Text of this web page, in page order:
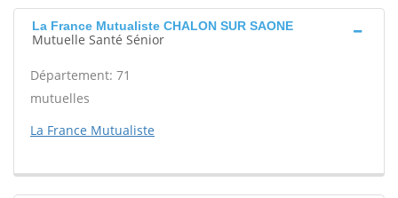
La France Mutualiste CHALON SUR SAONE
Mutuelle Santé Sénior
Département: 71
mutuelles
La France Mutualiste